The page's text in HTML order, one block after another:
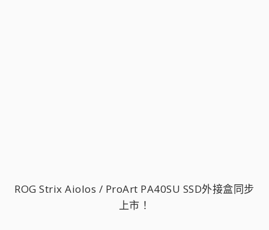
ROG Strix Aiolos / ProArt PA40SU SSD外接盒同步
上市！​